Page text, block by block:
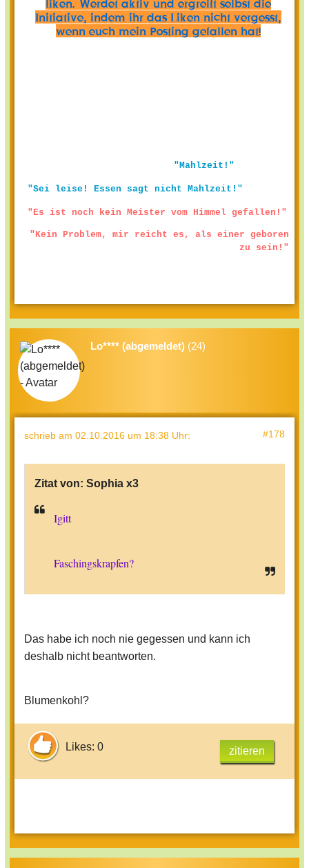
liken. Werdet aktiv und ergreift selbst die
Initiative, indem ihr das Liken nicht vergesst,
wenn euch mein Posting gefallen hat!
"Mahlzeit!"
"Sei leise! Essen sagt nicht Mahlzeit!"
"Es ist noch kein Meister vom Himmel gefallen!"
"Kein Problem, mir reicht es, als einer geboren
zu sein!"
Lo**** (abgemeldet) (24)
schrieb am 02.10.2016 um 18:38 Uhr: #178
Zitat von: Sophia x3
Igitt
Faschingskrapfen?
Das habe ich noch nie gegessen und kann ich
deshalb nicht beantworten.
Blumenkohl?
Likes: 0 zitieren